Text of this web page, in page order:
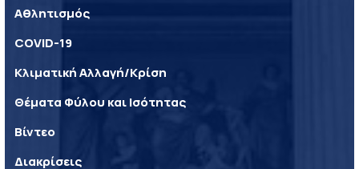
Αθλητισμός
COVID-19
Κλιματική Αλλαγή/Κρίση
Θέματα Φύλου και Ισότητας
Βίντεο
Διακρίσεις